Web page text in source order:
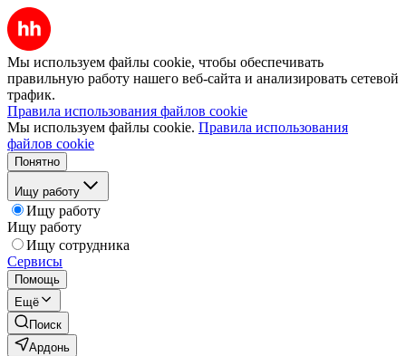
Мы используем файлы cookie, чтобы обеспечивать
правильную работу нашего веб-сайта и анализировать сетевой
трафик.
Правила использования файлов cookie
Мы используем файлы cookie. Правила использования
файлов cookie
Понятно
Ищу работу
Ищу работу
Ищу работу
Ищу сотрудника
Сервисы
Помощь
Ещё
Поиск
Ардонь